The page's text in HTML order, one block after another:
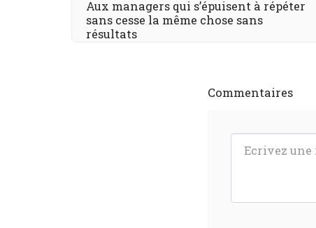
Aux managers qui s’épuisent à répéter
sans cesse la même chose sans
résultats
Commentaires